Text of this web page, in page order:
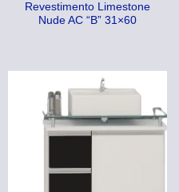
Revestimento Limestone
Nude AC “B” 31×60